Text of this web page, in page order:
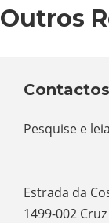
Outros
Contactos
Pesquise e
Estrada da
1499-002